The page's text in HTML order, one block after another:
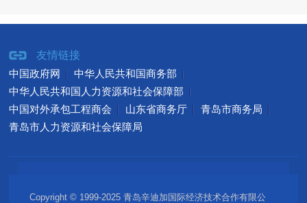
友情链接
中国政府网
中华人民共和国商务部
中华人民共和国人力资源和社会保障部
中国对外承包工程商会
山东省商务厅
青岛市商务局
青岛市人力资源和社会保障局
Copyright © 1999-2025 青岛辛迪加国际经济技术合作有限公